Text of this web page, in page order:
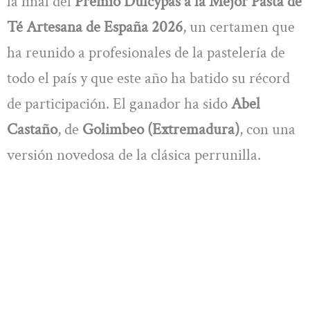
Té Artesana de España 2026, un certamen que
ha reunido a profesionales de la pastelería de
todo el país y que este año ha batido su récord
de participación. El ganador ha sidoAbel
Castaño, de Golimbeo (Extremadura), con una
versión novedosa de la clásica perrunilla.